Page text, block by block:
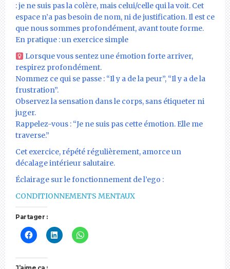
: je ne suis pas la colère, mais celui/celle qui la voit. Cet
espace n’a pas besoin de nom, ni de justification. Il est ce
que nous sommes profondément, avant toute forme.
En pratique : un exercice simple
Lorsque vous sentez une émotion forte arriver,
respirez profondément.
Nommez ce qui se passe : “Il y a de la peur”, “Il y a de la
frustration”.
Observez la sensation dans le corps, sans étiqueter ni
juger.
Rappelez-vous : “Je ne suis pas cette émotion. Elle me
traverse.”
Cet exercice, répété régulièrement, amorce un
décalage intérieur salutaire.
Éclairage sur le fonctionnement de l’ego :
CONDITIONNEMENTS MENTAUX
Partager :